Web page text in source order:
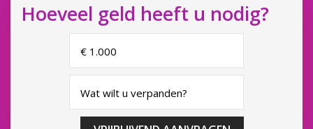
Hoeveel geld heeft u nodig?